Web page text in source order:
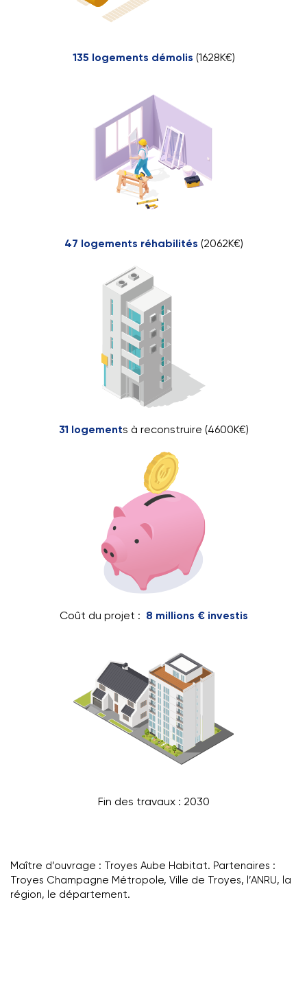
135 logements démolis (1628K€)
47 logements réhabilités (2062K€)
31 logements à reconstruire (4600K€)
Coût du projet : 8 millions € investis
Fin des travaux : 2030
Maître d’ouvrage : Troyes Aube Habitat. Partenaires :
Troyes Champagne Métropole, Ville de Troyes, l’ANRU, la
région, le département.